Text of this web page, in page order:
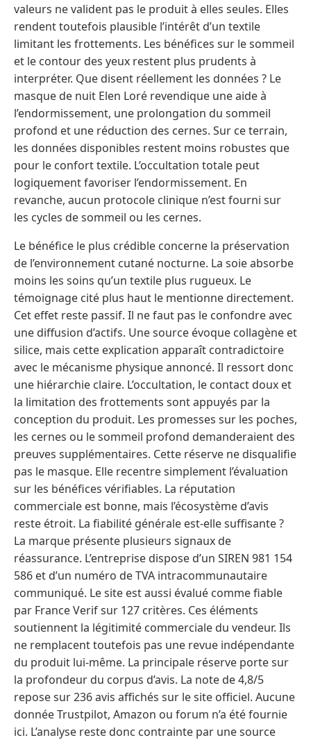
valeurs ne valident pas le produit à elles seules. Elles
rendent toutefois plausible l’intérêt d’un textile
limitant les frottements. Les bénéfices sur le sommeil
et le contour des yeux restent plus prudents à
interpréter. Que disent réellement les données ? Le
masque de nuit Elen Loré revendique une aide à
l’endormissement, une prolongation du sommeil
profond et une réduction des cernes. Sur ce terrain,
les données disponibles restent moins robustes que
pour le confort textile. L’occultation totale peut
logiquement favoriser l’endormissement. En
revanche, aucun protocole clinique n’est fourni sur
les cycles de sommeil ou les cernes.
Le bénéfice le plus crédible concerne la préservation
de l’environnement cutané nocturne. La soie absorbe
moins les soins qu’un textile plus rugueux. Le
témoignage cité plus haut le mentionne directement.
Cet effet reste passif. Il ne faut pas le confondre avec
une diffusion d’actifs. Une source évoque collagène et
silice, mais cette explication apparaît contradictoire
avec le mécanisme physique annoncé. Il ressort donc
une hiérarchie claire. L’occultation, le contact doux et
la limitation des frottements sont appuyés par la
conception du produit. Les promesses sur les poches,
les cernes ou le sommeil profond demanderaient des
preuves supplémentaires. Cette réserve ne disqualifie
pas le masque. Elle recentre simplement l’évaluation
sur les bénéfices vérifiables. La réputation
commerciale est bonne, mais l’écosystème d’avis
reste étroit. La fiabilité générale est-elle suffisante ?
La marque présente plusieurs signaux de
réassurance. L’entreprise dispose d’un SIREN 981 154
586 et d’un numéro de TVA intracommunautaire
communiqué. Le site est aussi évalué comme fiable
par France Verif sur 127 critères. Ces éléments
soutiennent la légitimité commerciale du vendeur. Ils
ne remplacent toutefois pas une revue indépendante
du produit lui-même. La principale réserve porte sur
la profondeur du corpus d’avis. La note de 4,8/5
repose sur 236 avis affichés sur le site officiel. Aucune
donnée Trustpilot, Amazon ou forum n’a été fournie
ici. L’analyse reste donc contrainte par une source